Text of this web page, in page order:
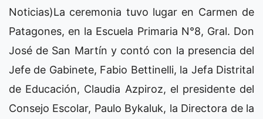
Noticias)La ceremonia tuvo lugar en Carmen de
Patagones, en la Escuela Primaria N°8, Gral. Don
José de San Martín y contó con la presencia del
Jefe de Gabinete, Fabio Bettinelli, la Jefa Distrital
de Educación, Claudia Azpiroz, el presidente del
Consejo Escolar, Paulo Bykaluk, la Directora de la